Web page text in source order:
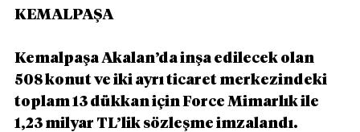
KEMALPAŞA
Kemalpaşa Akalan’da inşa edilecek olan
508 konut ve iki ayrı ticaret merkezindeki
toplam 13 dükkan için Force Mimarlık ile
1,23 milyar TL’lik sözleşme imzalandı.